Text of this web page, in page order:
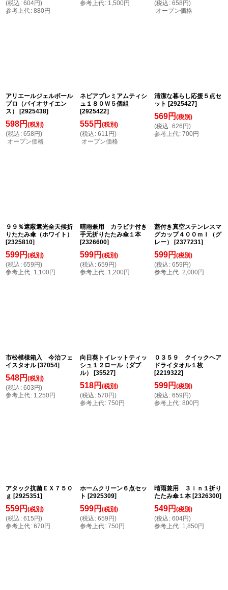
(税込 : 604円)
参考上代: 880円
参考上代: 1,500円
(税込 : 658 円)
オープン価格
アリエールジェルボール
プロ（バイオサイエン
ス）
[2925438]
598円 (税別)
(税込 : 658 円)
オープン価格
ネピアプレミアムティシ
ュ１８０Ｗ５個組
[2925422]
555円 (税別)
(税込 : 611 円)
オープン価格
清潔な暮らし応援５点セ
ット [2925427]
569円 (税別)
(税込 : 626 円)
参考上代: 700円
９９％遮蔽遮光全天候折
りたたみ傘（ホワイト）
[2325810]
599円 (税別)
(税込 : 659 円)
参考上代: 1,100円
晴雨兼用 カラビナ付き
手元折りたたみ傘１本
[2326600]
599円 (税別)
(税込 : 659 円)
参考上代: 1,200円
蓋付き真空ステンレスマ
グカップ４００ｍｌ（グ
レー）
[2377231]
599円 (税別)
(税込 : 659 円)
参考上代: 2,000円
市松模様箱入 今治フェ
イスタオル [37054]
548円 (税別)
(税込 : 603 円)
参考上代: 1,250円
向日葵トイレットティッ
シュ１２ロール（ダブ
ル）
[35527]
518円 (税別)
(税込 : 570円)
参考上代: 750円
０３５９ クイックヘア
ドライタオル１枚
[2219322]
599円 (税別)
(税込 : 659 円)
参考上代: 800円
アタック抗菌ＥＸ７５０
ｇ [2925351]
559円 (税別)
(税込 : 615 円)
参考上代: 670円
ホームクリーン６点セッ
ト [2925309]
599円 (税別)
(税込 : 659 円)
参考上代: 750円
晴雨兼用 ３ｉｎ１折り
たたみ傘１本 [2326300]
549円 (税別)
(税込 : 604円)
参考上代: 1,850円